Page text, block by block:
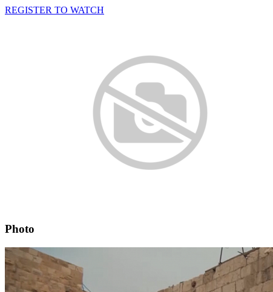
REGISTER TO WATCH
Photo